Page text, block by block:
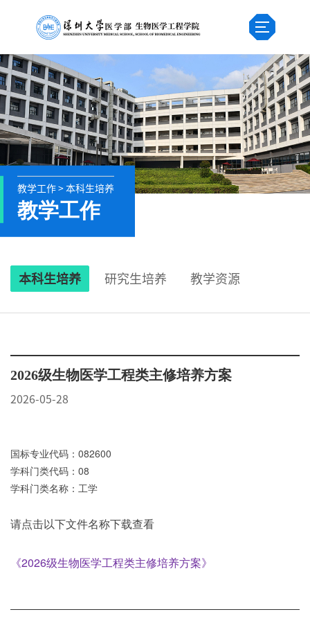
教学工作 > 本科生培养
教学工作
本科生培养 研究生培养 教学资源
2026级生物医学工程类主修培养方案
2026-05-28
国标专业代码： 082600
学科门类代码： 08
学科门类名称： 工学
请点击以下文件名称下载查看
《2026级生物医学工程类主修培养方案》